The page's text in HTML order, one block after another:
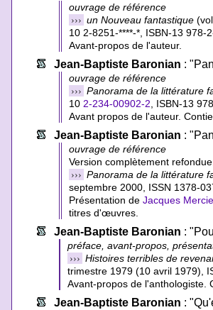
ouvrage de référence
››› un Nouveau fantastique
10 2-8251-****-* ISBN-13 978-
Avant-propos de l'auteur.
Jean-Baptiste Baronian :
ouvrage de référence
››› Panorama de la littérature
10 2-234-00902-2 ISBN-13
Avant propos de l'auteur.
Jean-Baptiste Baronian :
ouvrage de référence
Version complètement refondue.
››› Panorama de la littérature
septembre 2000, ISSN 1378-
Présentation deJacques
titres d'œuvres.
Jean-Baptiste Baronian :
préface, avant-propos,
››› Histoires terribles de
trimestre 1979 (10 avril 1979),
Avant-propos de l'anthologiste.
Jean-Baptiste Baronian :